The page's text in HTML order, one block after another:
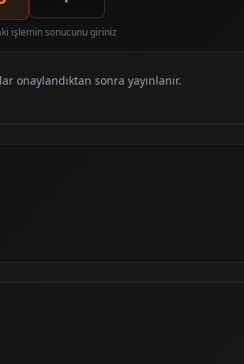
işlemin sonucunu giriniz
onaylandıktan sonra yayınlanır.